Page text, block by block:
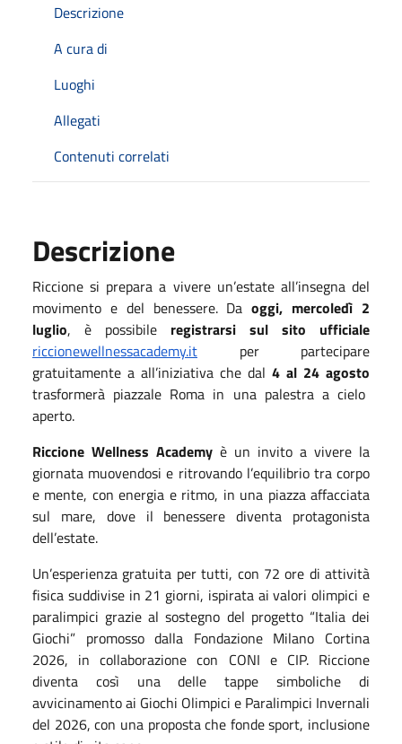
Descrizione
A cura di
Luoghi
Allegati
Contenuti correlati
Descrizione
Riccione si prepara a vivere un’estate all’insegna del
movimento e del benessere. Daoggi, mercoledì 2
luglio, è possibile registrarsi sul sito ufficiale
riccionewellnessacademy.it per partecipare
gratuitamente a all’iniziativa che dal 4 al 24 agosto
trasformerà piazzale Roma in una palestra a cielo
aperto.
Riccione Wellness Academy è un invito a vivere la
giornata muovendosi e ritrovando l’equilibrio tra corpo
e mente, con energia e ritmo, in una piazza affacciata
sul mare, dove il benessere diventa protagonista
dell’estate.
Un’esperienza gratuita per tutti, con 72 ore di attività
fisica suddivise in 21 giorni, ispirata ai valori olimpici e
paralimpici grazie al sostegno del progetto “Italia dei
Giochi” promosso dalla Fondazione Milano Cortina
2026, in collaborazione con CONI e CIP. Riccione
diventa così una delle tappe simboliche di
avvicinamento ai Giochi Olimpici e Paralimpici Invernali
del 2026, con una proposta che fonde sport, inclusione